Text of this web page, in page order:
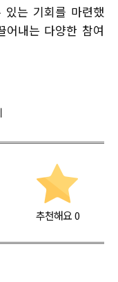
는 기회를 마련했
내는 다양한 참여
추천해요 0